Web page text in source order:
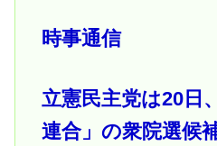
時事通信
立憲民主党は20日
連合」の衆院選候